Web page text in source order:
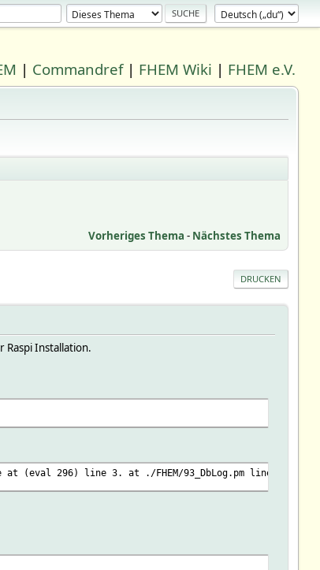
| Commandref| FHEM Wiki | FHEM e.V.
Vorheriges Thema - Nächstes Thema
DRUCKEN
Raspi Installation.
(eval 296) line 3. at ./FHEM/93_DbLog.pm line 2513.